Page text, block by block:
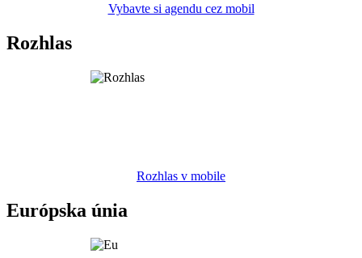
Vybavte si agendu cez mobil
Rozhlas
Rozhlas v mobile
Európska únia